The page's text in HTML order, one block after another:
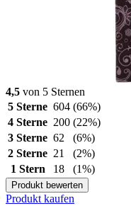
4,5 von 5 Sternen
5 Sterne 604 (66%)
4 Sterne 200 (22%)
3 Sterne 62
(6%)
2 Sterne 21
(2%)
1 Stern
18 (1%)
Produkt bewerten
Produkt kaufen